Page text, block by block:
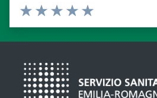
Valuta da 1 a 5 stelle
Valuta 5 stelle su 5
Valuta 4 stelle su 5
Valuta 3 stelle su 5
Valuta 2 stelle su 5
Valuta 1 stelle su 5